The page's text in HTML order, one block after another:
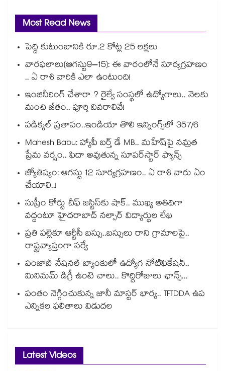
Most Read News
పెద్ది కుటుంబానికి రూ.2 కోట్ల 25 లక్షలు
వారఫలాలు(ఆగస్టు9–15): ఈ వారంలోనే సూర్యగ్రహణం
.. ఏ రాశి వారికి ఎలా ఉంటుంది!
ఇంజినీరింగ్ చేశారా ? రైల్వే సంస్థలో ఉద్యోగాలు.. నెలకు
మంచి జీతం.. పూర్తి వివరాలివే!
పడిక్కల్‌‌ ప్రతాపం..ఇండియా తొలి ఇన్నింగ్స్‌‌లో 357/6
Mahesh Babu: హ్యాపీ బర్త్ డే MB.. మహేష్‌పై నమ్రత
ప్రేమ వర్షం.. ఫిదా అవుతున్న సూపర్‌స్టార్ ఫ్యాన్స్
జ్యోతిష్యం: ఆగస్టు 12 సూర్యగ్రహణం.. ఏ రాశి వారు ఏం
చేయాలి..!
సుప్రీం కోర్టు చీఫ్ జస్టిస్⁭కు షాక్.. ముఖ్య అతిథిగా
వద్దంటూ హైదరాబాద్ నల్సార్ విద్యార్థుల లేఖ
ప్రతి పల్లెకూ ఆర్టీసీ బస్సు..బస్సులు రాని గ్రామాలపై..
రాష్ట్రవ్యాప్తంగా సర్వే
పంజాబ్ నేషనల్ బ్యాంకులో ఉద్యోగ నోటిఫికేషన్..
మినిమమ్ డిగ్రీ ఉంటె చాలు.. కొద్దిరోజులు ఛాన్స్...
పంతం నెగ్గించుకున్న జానీ మాస్టర్ భార్య.. TFTDDA ఉప
ఎన్నికల ఫలితాలు విడుదల
Latest Videos